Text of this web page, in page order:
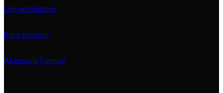
Lemari Kustom
Kursi Kustom
Aksesoris Furnitur